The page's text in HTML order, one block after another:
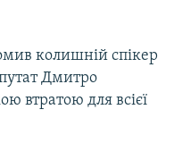
колишній спікер
Дмитро
втратою для всієї